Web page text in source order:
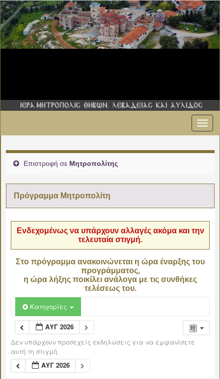
Επιστροφή σε Μητροπολίτης
Πρόγραμμα Μητροπολίτη
Ενδεχομένως να υπάρχουν αλλαγές ακόμα και την
τελευταία στιγμή.
Στο πρόγραμμα ανακοινώνεται η ώρα έναρξης του
προγράμματος,
η ώρα λήξης ποικίλει ανάλογα με τις συνθήκες
τελέσεως του.
Κατηγορίες
ΑΥΓ 2026
Δεν υπάρχουν προσεχείς εκδηλώσεις για να εμφανίσετε
αυτή τη στιγμή.
ΑΥΓ 2026